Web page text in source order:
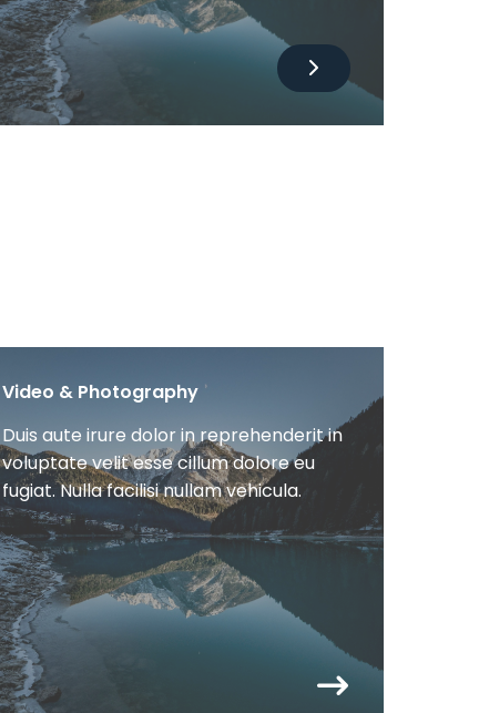
Video & Photography
Duis aute irure dolor in reprehenderit in
voluptate velit esse cillum dolore eu
fugiat. Nulla facilisi nullam vehicula.